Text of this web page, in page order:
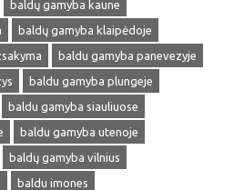
baldų gamyba kaune
baldų gamyba klaipėdoje
baldu gamyba panevezyje
baldu gamyba plungeje
baldu gamyba siauliuose
baldu gamyba utenoje
baldų gamyba vilnius
baldu imones